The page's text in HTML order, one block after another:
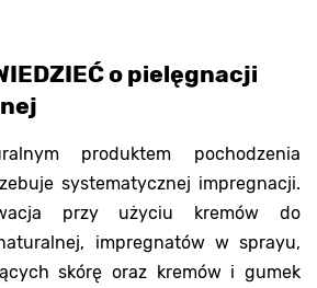
o pielęgnacji
produktem pochodzenia
systematycznej impregnacji.
przy użyciu kremów do
impregnatów w sprayu,
skórę oraz kremów i gumek